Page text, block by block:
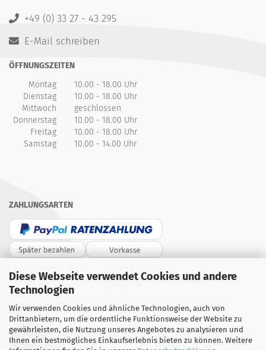
Diese Webseite verwendet Cookies und andere
Technologien
Wir verwenden Cookies und ähnliche Technologien, auch von
Drittanbietern, um die ordentliche Funktionsweise der Website zu
gewährleisten, die Nutzung unseres Angebotes zu analysieren und
Ihnen ein bestmögliches Einkaufserlebnis bieten zu können. Weitere
+49 (0) 33 27 - 43 295
E-Mail schreiben
ÖFFNUNGSZEITEN
Montag
10.00 - 18.00 Uhr
Dienstag
10.00 - 18.00 Uhr
Mittwoch
geschlossen
Donnerstag
10.00 - 18.00 Uhr
Freitag
10.00 - 18.00 Uhr
Samstag
10.00 - 14.00 Uhr
ZAHLUNGSARTEN
PARTNER